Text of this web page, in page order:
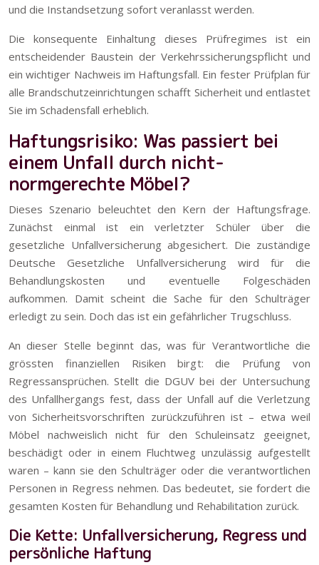
und die Instandsetzung sofort veranlasst werden.
Die konsequente Einhaltung dieses Prüfregimes ist ein
entscheidender Baustein der Verkehrssicherungspflicht und
ein wichtiger Nachweis im Haftungsfall. Ein fester Prüfplan für
alle Brandschutzeinrichtungen schafft Sicherheit und entlastet
Sie im Schadensfall erheblich.
Haftungsrisiko: Was passiert bei
einem Unfall durch nicht-
normgerechte Möbel?
Dieses Szenario beleuchtet den Kern der Haftungsfrage.
Zunächst einmal ist ein verletzter Schüler über die
gesetzliche Unfallversicherung abgesichert. Die zuständige
Deutsche Gesetzliche Unfallversicherung wird für die
Behandlungskosten und eventuelle Folgeschäden
aufkommen. Damit scheint die Sache für den Schulträger
erledigt zu sein. Doch das ist ein gefährlicher Trugschluss.
An dieser Stelle beginnt das, was für Verantwortliche die
grössten finanziellen Risiken birgt: die Prüfung von
Regressansprüchen. Stellt die DGUV bei der Untersuchung
des Unfallhergangs fest, dass der Unfall auf die Verletzung
von Sicherheitsvorschriften zurückzuführen ist – etwa weil
Möbel nachweislich nicht für den Schuleinsatz geeignet,
beschädigt oder in einem Fluchtweg unzulässig aufgestellt
waren – kann sie den Schulträger oder die verantwortlichen
Personen in Regress nehmen. Das bedeutet, sie fordert die
gesamten Kosten für Behandlung und Rehabilitation zurück.
Die Kette: Unfallversicherung, Regress und
persönliche Haftung